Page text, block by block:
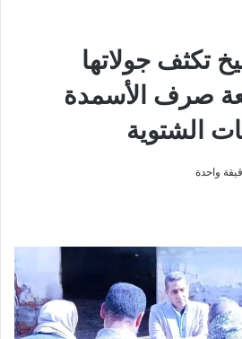
تكثف جولاتها
صرف الأسمدة
الشتوية
واحدة